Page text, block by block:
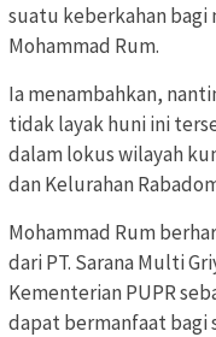
suatu keberkahan bagi
Mohammad Rum.
Ia menambahkan,
tidak layak huni ini
dalam lokus wilayah
dan Kelurahan
Mohammad Rum
dari PT. Sarana Multi
Kementerian PUPR
dapat bermanfaat bagi